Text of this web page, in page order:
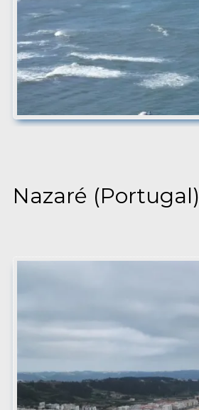
Nazaré (Portugal)